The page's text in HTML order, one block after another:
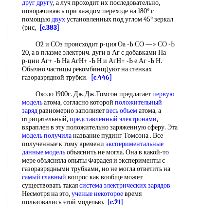
друг другу, а луч проходит их последовательно,
поворачиваясь при каждом переходе на 180° с
помощьюдвухустановленных под углом 45° зеркал
(рис, [c.383]
О2 и СОз происходит р-ция Оа -Ь СО —> СО -Ь
20, а в плазме электрич. дуги в Аг с добавками На —
р-ции Аг+ -Ь На АгН+ -Ь Н и АгН+ -Ь е Аг -Ь Н.
Обычно частицы рекомбинщ)уют на стенках
газоразрядной трубки.
[c.446]
Около 1900г. Дж.Дж.Томсон предлагаетпервую
модельатома, согласно которой положительный
зарядравномерно заполняетвесь объематома, а
отрицательный,представленный электронами,
вкраплен в эту положительно заряженную сферу. Эта
модель получиланазвание пудинг Томсона . Все
полученные к тому времени экспериментальные
данные модельобъяснить не могла. Она в какой-то
мере объясняла опыты Фарадея и эксперименты с
газоразрядными трубками, но не могла ответить на
самый главный вопрос как вообще может
существовать такаясистема электрических зарядов
Несмотря на это,ученые некотороевремя
пользовались этой моделью.
[c.21]